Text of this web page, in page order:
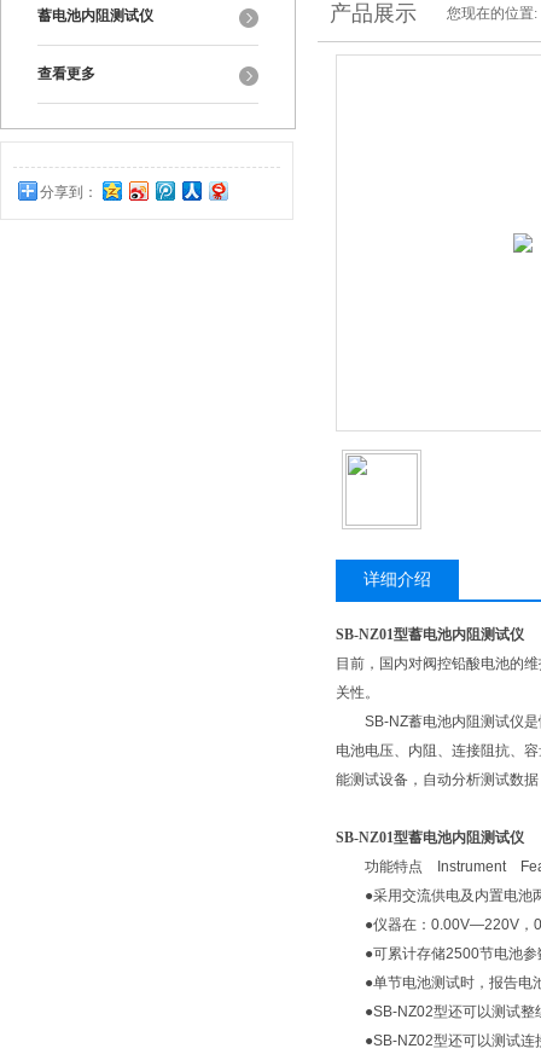
蓄电池内阻测试仪
查看更多
分享到：
产品展示 您现在的位置:
详细介绍
SB-NZ01型蓄电池内阻测试仪
目前，国内对阀控铅酸电池的
关性。
SB-NZ蓄电池内阻测试仪是
电池电压、内阻、连接阻抗、
能测试设备，自动分析测试数
SB-NZ01型蓄电池内阻测试仪
功能特点 Instrument
●采用交流供电及内置电池两
●仪器在：0.00V—220V，
●可累计存储2500节电池参
●单节电池测试时，报告电池
●SB-NZ02型还可以测试整
●SB-NZ02型还可以测试连